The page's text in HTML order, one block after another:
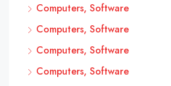
Computers, Software
Computers, Software
Computers, Software
Computers, Software